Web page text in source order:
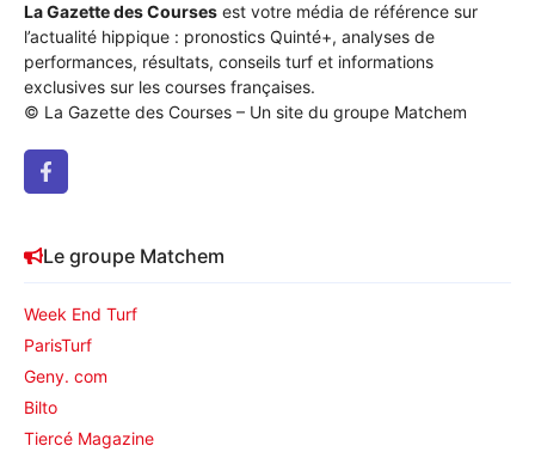
La Gazette des Courses est votre média de référence sur
l’actualité hippique : pronostics Quinté+, analyses de
performances, résultats, conseils turf et informations
exclusives sur les courses françaises.
© La Gazette des Courses – Un site du groupe Matchem
Le groupe Matchem
Week End Turf
ParisTurf
Geny. com
Bilto
Tiercé Magazine